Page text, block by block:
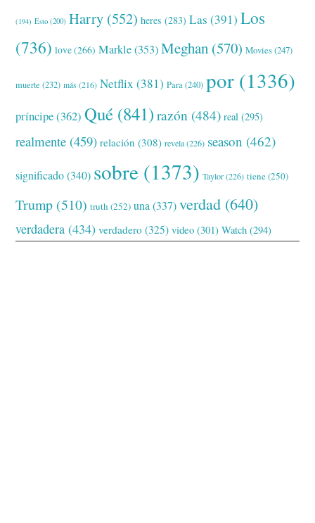
(194) Esto (200) Harry (552) heres (283) Las (391) Los
(736) love(266) Markle(353) Meghan (570) Movies(247)
muerte (232) más (216) Netflix (381) Para(240) por (1336)
príncipe(362) Qué (841) razón (484) real (295)
realmente (459) relación (308) revela(226) season (462)
significado(340) sobre (1373) Taylor(226) tiene(250)
Trump (510) truth (252) una (337) verdad (640)
verdadera (434) verdadero (325) video (301) Watch (294)